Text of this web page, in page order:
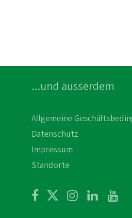
...und ausserdem
Allgemeine
Datenschutz
Impressum
Standorte